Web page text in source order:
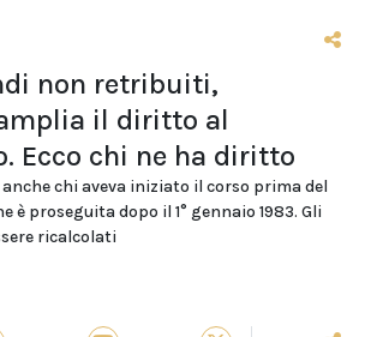
non retribuiti,
il diritto al
Ecco chi ne ha diritto
chi aveva iniziato il corso prima del
è proseguita dopo il 1° gennaio 1983. Gli
ricalcolati